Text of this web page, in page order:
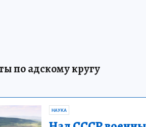
по адскому кругу
НАУКА